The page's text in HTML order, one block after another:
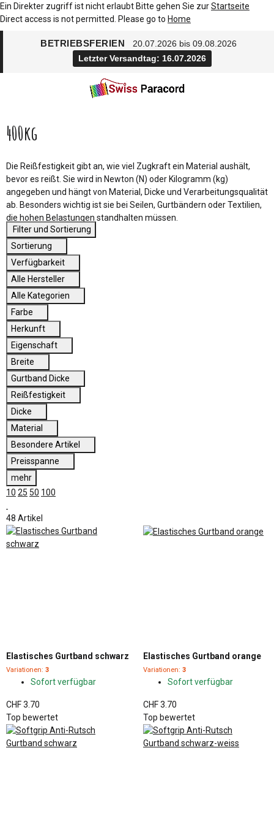
Ein Direkter zugriff ist nicht erlaubt Bitte gehen Sie zurStartseite
Direct access is not permitted. Please go to Home
BETRIEBSFERIEN
20.07.2026 bis 09.08.2026
Letzter Versandtag: 16.07.2026
400kg
Die Reißfestigkeit gibt an, wie viel Zugkraft ein Material aushält,
bevor es reißt. Sie wird in Newton (N) oder Kilogramm (kg)
angegeben und hängt von Material, Dicke und Verarbeitungsqualität
ab. Besonders wichtig ist sie bei Seilen, Gurtbändern oder Textilien,
die hohen Belastungen standhalten müssen.
Filter und Sortierung
Sortierung
Verfügbarkeit
Alle Hersteller
Alle Kategorien
Farbe
Herkunft
Eigenschaft
Breite
Gurtband Dicke
Reißfestigkeit
Dicke
Material
Besondere Artikel
Preisspanne
mehr
10 25 50 100
48 Artikel
Elastisches Gurtband schwarz
Variationen: 3
Sofort verfügbar
CHF 3.70
Elastisches Gurtband orange
Variationen: 3
Sofort verfügbar
CHF 3.70
Top bewertet
Top bewertet